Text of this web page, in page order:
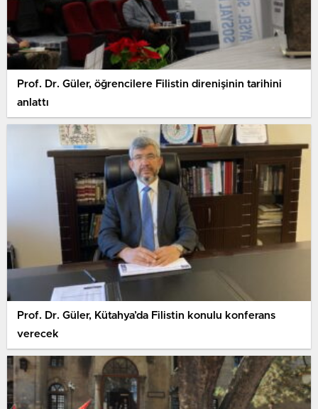
Prof. Dr. Güler, öğrencilere Filistin direnişinin tarihini
anlattı
Prof. Dr. Güler, Kütahya’da Filistin konulu konferans
verecek